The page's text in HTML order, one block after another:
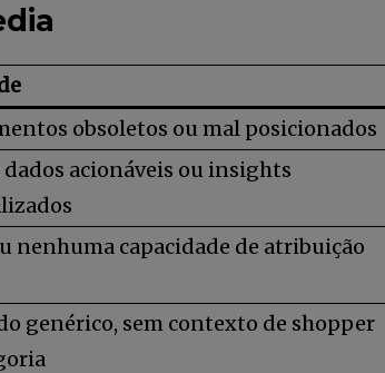
de artigos e tenha
obsoletos ou mal posicionados
dados acionáveis ou insights
nenhuma capacidade de atribuição
genérico, sem contexto de shopper